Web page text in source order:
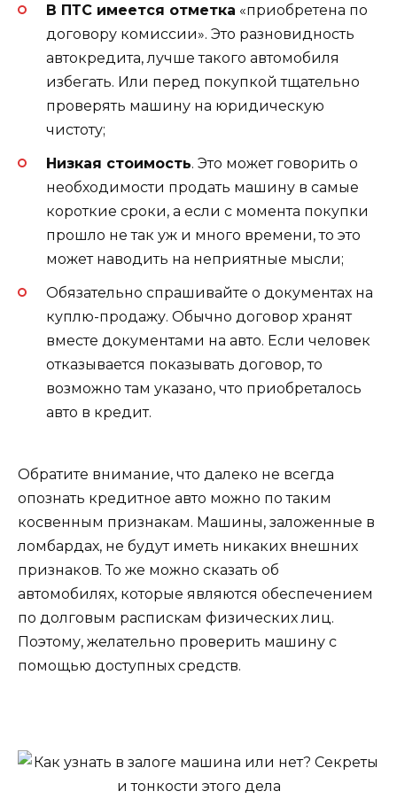
В ПТС имеется отметка «приобретена по
договору комиссии». Это разновидность
автокредита, лучше такого автомобиля
избегать. Или перед покупкой тщательно
проверять машину на юридическую
чистоту;
Низкая стоимость. Это может говорить о
необходимости продать машину в самые
короткие сроки, а если с момента покупки
прошло не так уж и много времени, то это
может наводить на неприятные мысли;
Обязательно спрашивайте о документах на
куплю-продажу. Обычно договор хранят
вместе документами на авто. Если человек
отказывается показывать договор, то
возможно там указано, что приобреталось
авто в кредит.
Обратите внимание, что далеко не всегда
опознать кредитное авто можно по таким
косвенным признакам. Машины, заложенные в
ломбардах, не будут иметь никаких внешних
признаков. То же можно сказать об
автомобилях, которые являются обеспечением
по долговым распискам физических лиц.
Поэтому, желательно проверить машину с
помощью доступных средств.